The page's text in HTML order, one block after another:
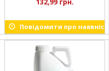
Повідомити про